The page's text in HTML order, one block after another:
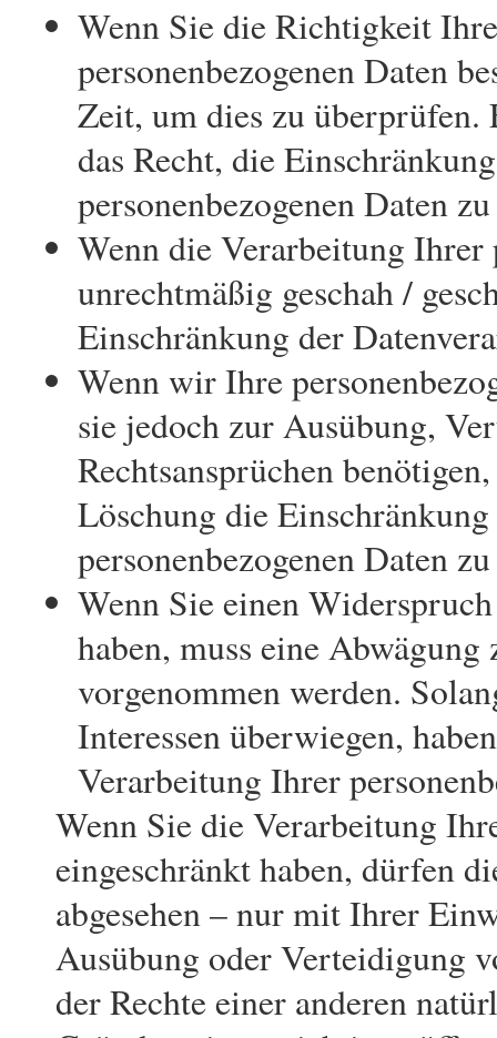
Wenn Sie die Richtigkeit
personenbezogenen Daten
Zeit, um dies zu überprüfen.
das Recht, die
personenbezogenen Daten
Wenn die Verarbeitung Ihrer
unrechtmäßig geschah /
Einschränkung der
Wenn wir Ihre
sie jedoch zur Ausübung,
Rechtsansprüchen
Löschung die
personenbezogenen Daten
Wenn Sie einen
haben, muss eine
vorgenommen werden.
Interessen überwiegen,
Verarbeitung Ihrer
Wenn Sie die Verarbeitung
eingeschränkt haben, dürfen
abgesehen – nur mit Ihrer
Ausübung oder Verteidigung
der Rechte einer anderen